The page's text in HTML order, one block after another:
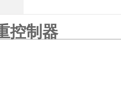
控制器